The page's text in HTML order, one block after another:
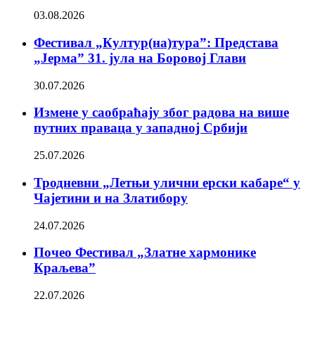
03.08.2026
Фестивал „Култур(на)тура”: Представа
„Јерма” 31. јула на Боровој Глави
30.07.2026
Измене у саобраћају због радова на више
путних праваца у западној Србији
25.07.2026
Тродневни „Летњи улични ерски кабаре“ у
Чајетини и на Златибору
24.07.2026
Почео Фестивал „Златне хармонике
Краљева”
22.07.2026